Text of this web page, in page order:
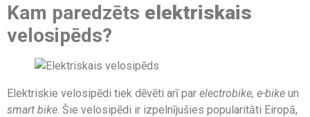
Kam paredzēts elektriskais
velosipēds?
Elektriskie velosipēdi tiek dēvēti arī par electrobike, e-bike un
smart bike. Šie velosipēdi ir izpelnījušies popularitāti Eiropā,